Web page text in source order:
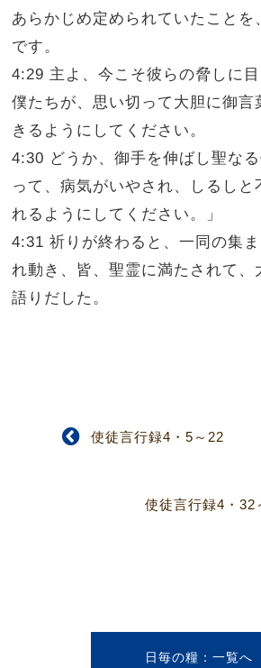
あらかじめ定められていたことを
です。
4:29 主よ、今こそ彼らの脅しに
僕たちが、思い切って大胆に御言
きるようにしてください。
4:30 どうか、御手を伸ばし聖な
って、病気がいやされ、しるしと
れるようにしてください。」
4:31 祈りが終わると、一同の集
れ動き、皆、聖霊に満たされて、
語りだした。
使徒言行録4・5～22
使徒言行録4・32
日毎の糧